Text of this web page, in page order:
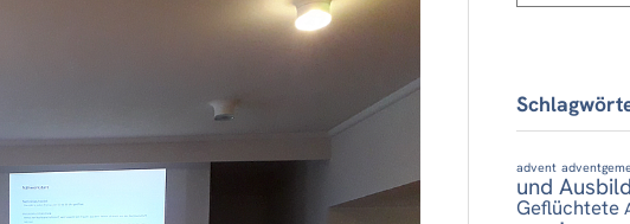
advent
und
Geflüchtete